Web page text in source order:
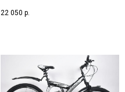
22 050 р.